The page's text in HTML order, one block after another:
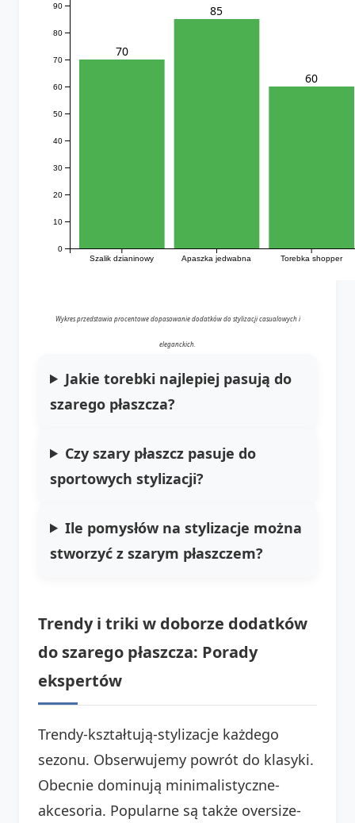
Szalik dzianinowy Apaszka jedwabna Torebka shopper
0
10
20
30
40
50
60
70
80
90
70
85
60
Wykres przedstawia procentowe dopasowanie dodatków do stylizacji casualowych i
eleganckich.
Jakie torebki najlepiej pasują do
szarego płaszcza?
Czy szary płaszcz pasuje do
sportowych stylizacji?
Ile pomysłów na stylizacje można
stworzyć z szarym płaszczem?
Trendy i triki w doborze dodatków
do szarego płaszcza: Porady
ekspertów
Trendy-kształtują-stylizacje każdego
sezonu. Obserwujemy powrót do klasyki.
Obecnie dominują minimalistyczne-
akcesoria. Popularne są także oversize-